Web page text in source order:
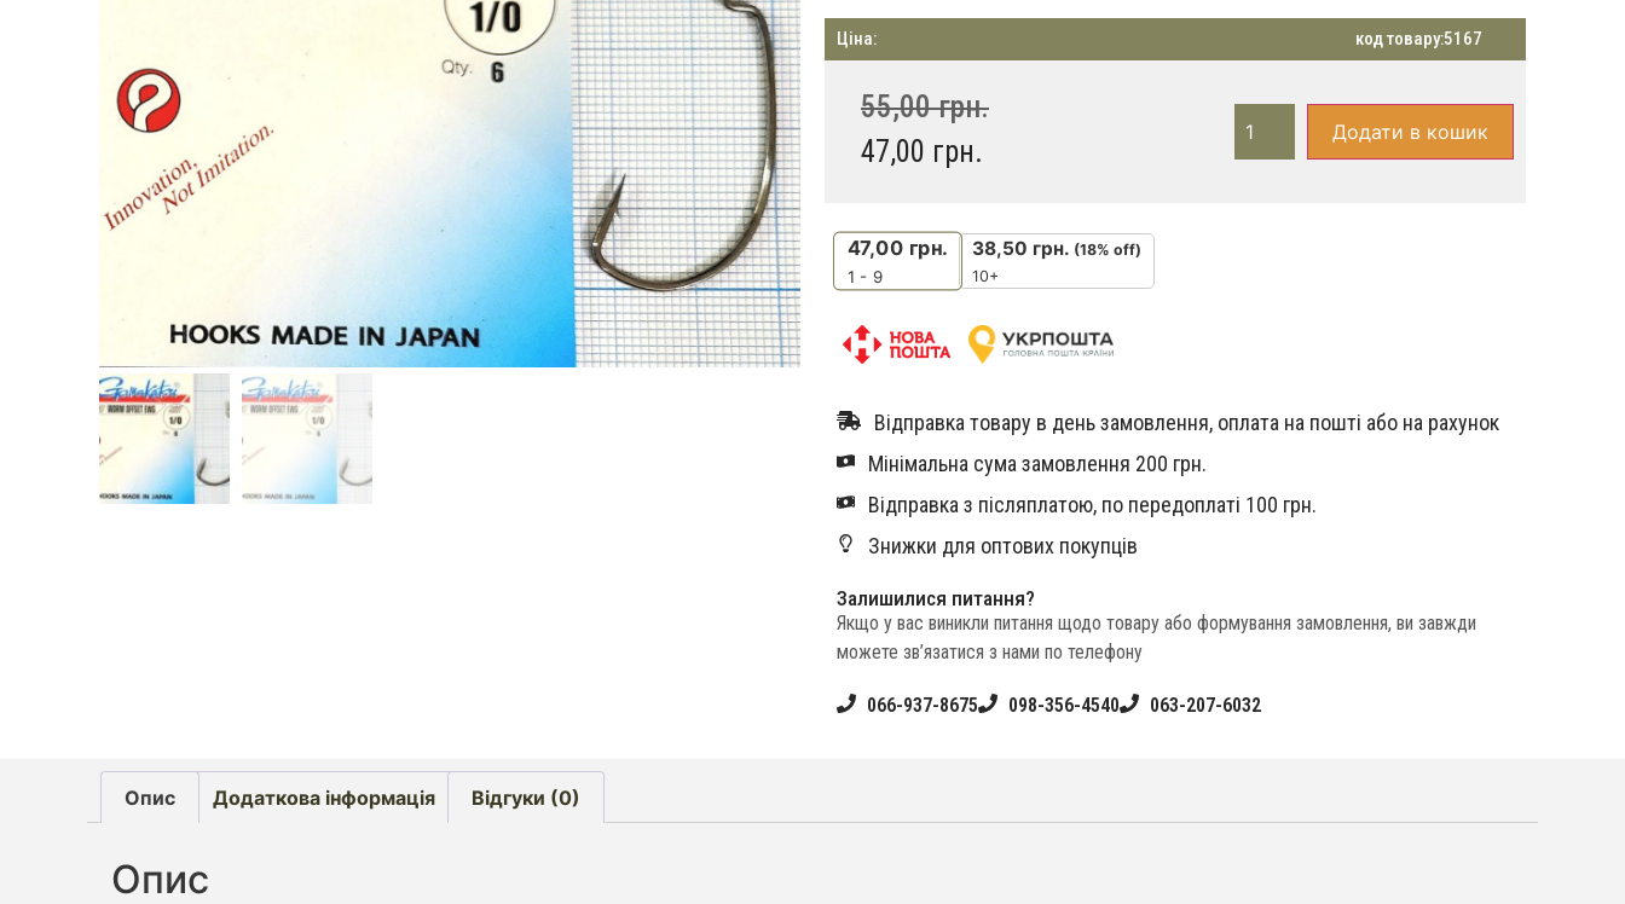
Ціна: код товару:5167
55,00грн.
47,00 грн.
Додати в кошик
47,00 грн.
1 - 9
38,50 грн. (18% off)
10+
Відправка товару в день замовлення, оплата на пошті або на рахунок
Мінімальна сума замовлення 200 грн.
Відправка з післяплатою, по передоплаті 100 грн.
Знижки для оптових покупців
Залишилися питання?
Якщо у вас виникли питання щодо товару або формування замовлення, ви завжди
можете зв’язатися з нами по телефону
066-937-8675 098-356-4540 063-207-6032
Опис Додаткова інформація Відгуки (0)
Опис